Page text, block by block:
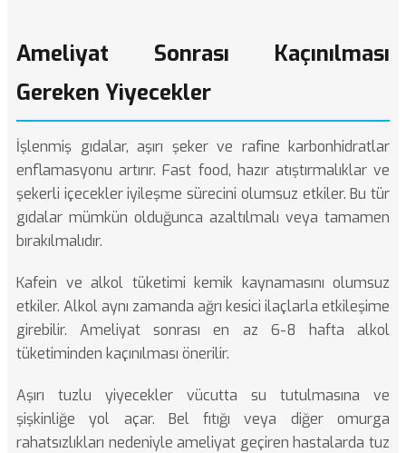
Ameliyat Sonrası Kaçınılması
Gereken Yiyecekler
İşlenmiş gıdalar, aşırı şeker ve rafine karbonhidratlar
enflamasyonu artırır. Fast food, hazır atıştırmalıklar ve
şekerli içecekler iyileşme sürecini olumsuz etkiler. Bu tür
gıdalar mümkün olduğunca azaltılmalı veya tamamen
bırakılmalıdır.
Kafein ve alkol tüketimi kemik kaynamasını olumsuz
etkiler. Alkol aynı zamanda ağrı kesici ilaçlarla etkileşime
girebilir. Ameliyat sonrası en az 6-8 hafta alkol
tüketiminden kaçınılması önerilir.
Aşırı tuzlu yiyecekler vücutta su tutulmasına ve
şişkinliğe yol açar. Bel fıtığı veya diğer omurga
rahatsızlıkları nedeniyle ameliyat geçiren hastalarda tuz